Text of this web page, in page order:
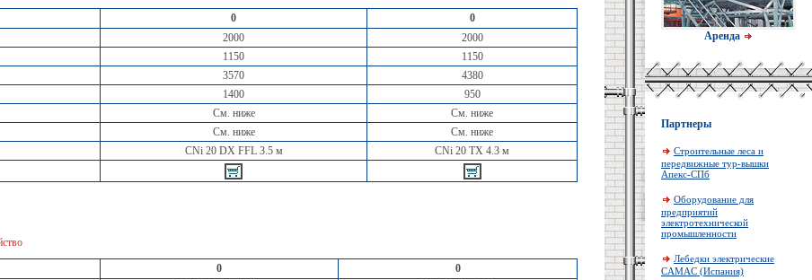
0
0
2000
2000
1150
1150
3570
4380
1400
950
См. ниже
См. ниже
См. ниже
См. ниже
CNi 20 DX FFL 3.5 м
CNi 20 TX 4.3 м
0
0
Аренда
Партнеры
Строительные леса и
передвижные тур-вышки
Апекс-СПб
Оборудование для
предприятий
электротехнической
промышленности
Лебедки электрические
CAMAC (Испания)